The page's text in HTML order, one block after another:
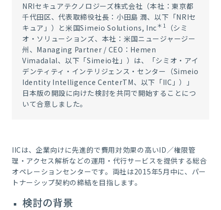
NRIセキュアテクノロジーズ株式会社（本社：東京都
千代田区、代表取締役社長：小田島 潤、以下「NRIセ
キュア」）と米国Simeio Solutions, Inc ＊1
（シミ
オ・ソリューションズ、本社：米国ニュージャージー
州、Managing Partner / CEO：Hemen
Vimadalal、以下「Simeio社」）は、「シミオ・アイ
デンティティ・インテリジェンス・センター（Simeio
Identity Intelligence CenterTM、以下「IIC」）」
日本版の開設に向けた検討を共同で開始することにつ
いて合意しました。
IICは、企業向けに先進的で費用対効果の高いID／権限管
理・アクセス解析などの運用・代行サービスを提供する総合
オペレーションセンターです。両社は2015年5月中に、パー
トナーシップ契約の締結を目指します。
検討の背景